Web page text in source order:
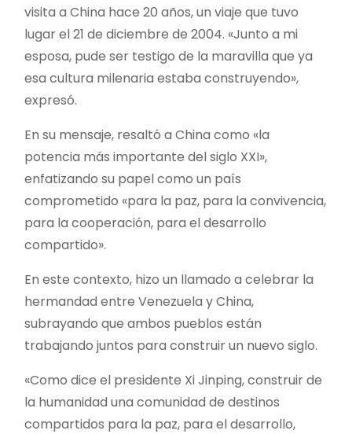
visita a China hace 20 años, un viaje que tuvo
lugar el 21 de diciembre de 2004. «Junto a mi
esposa, pude ser testigo de la maravilla que ya
esa cultura milenaria estaba construyendo»,
expresó.
En su mensaje, resaltó a China como «la
potencia más importante del siglo XXI»,
enfatizando su papel como un país
comprometido «para la paz, para la convivencia,
para la cooperación, para el desarrollo
compartido».
En este contexto, hizo un llamado a celebrar la
hermandad entre Venezuela y China,
subrayando que ambos pueblos están
trabajando juntos para construir un nuevo siglo.
«Como dice el presidente Xi Jinping, construir de
la humanidad una comunidad de destinos
compartidos para la paz, para el desarrollo,